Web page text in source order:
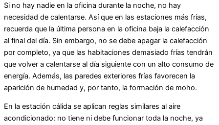
Si no hay nadie en la oficina durante la noche, no hay
necesidad de calentarse. Así que en las estaciones más frías,
recuerda que la última persona en la oficina baja la calefacción
al final del día. Sin embargo, no se debe apagar la calefacción
por completo, ya que las habitaciones demasiado frías tendrán
que volver a calentarse al día siguiente con un alto consumo de
energía. Además, las paredes exteriores frías favorecen la
aparición de humedad y, por tanto, la formación de moho.
En la estación cálida se aplican reglas similares al aire
acondicionado: no tiene ni debe funcionar toda la noche, ya